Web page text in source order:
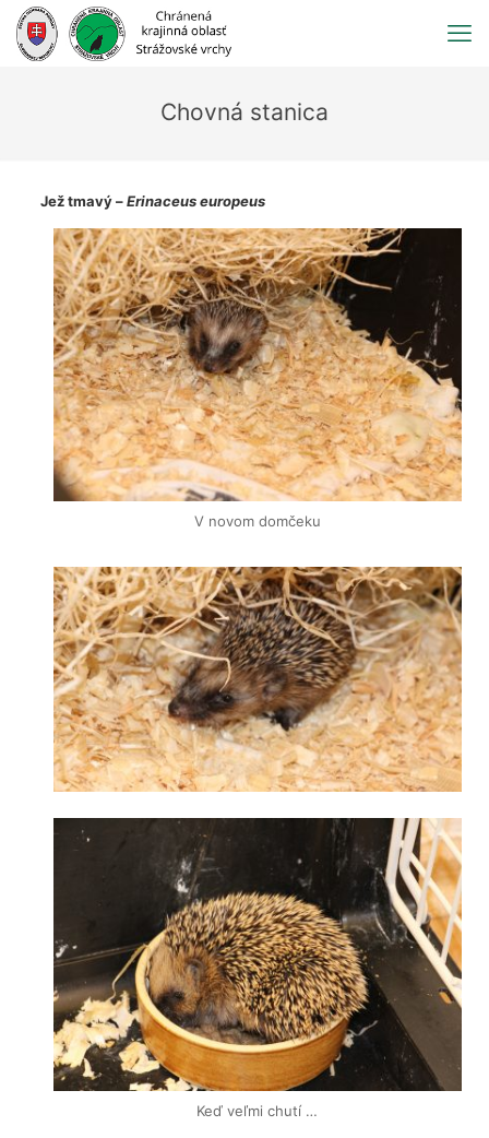
Prejsť
obsah
Chovná stanica
Jež tmavý –Erinaceus europeus
V novom domčeku
Keď veľmi chutí …